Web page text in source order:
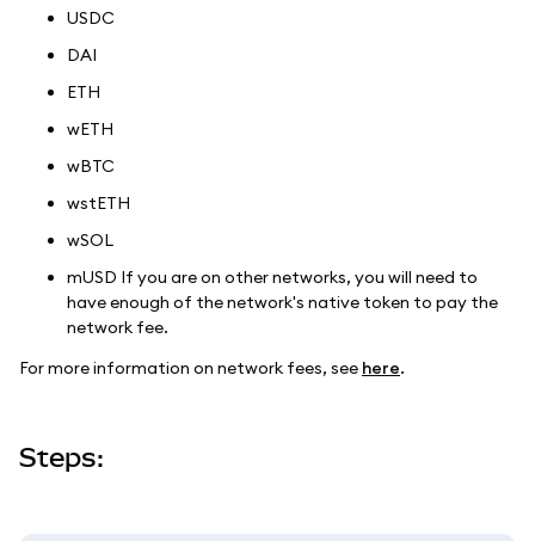
USDC
DAI
ETH
wETH
wBTC
wstETH
wSOL
mUSD If you are on other networks, you will need to
have enough of the network's native token to pay the
network fee.
For more information on network fees, see here.
Steps: